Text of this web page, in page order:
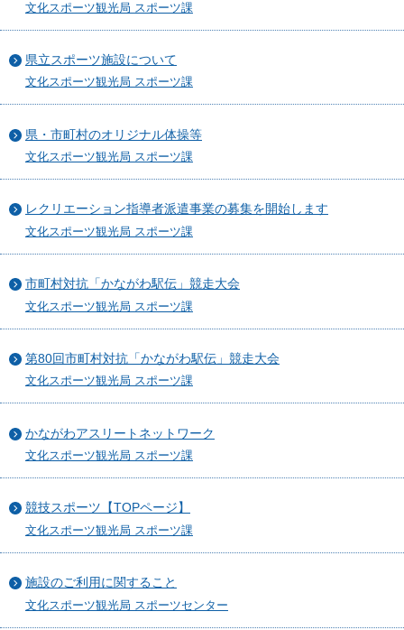
文化スポーツ観光局 スポーツ課
県立スポーツ施設について
文化スポーツ観光局 スポーツ課
県・市町村のオリジナル体操等
文化スポーツ観光局 スポーツ課
レクリエーション指導者派遣事業の募集を開始します
文化スポーツ観光局 スポーツ課
市町村対抗「かながわ駅伝」競走大会
文化スポーツ観光局 スポーツ課
第80回市町村対抗「かながわ駅伝」競走大会
文化スポーツ観光局 スポーツ課
かながわアスリートネットワーク
文化スポーツ観光局 スポーツ課
競技スポーツ【TOPページ】
文化スポーツ観光局 スポーツ課
施設のご利用に関すること
文化スポーツ観光局 スポーツセンター